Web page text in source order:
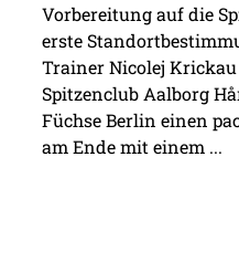
Vorbereitung auf die
erste
Trainer Nicolej Krickau
Spitzenclub Aalborg
Füchse Berlin einen
am Ende mit einem ...